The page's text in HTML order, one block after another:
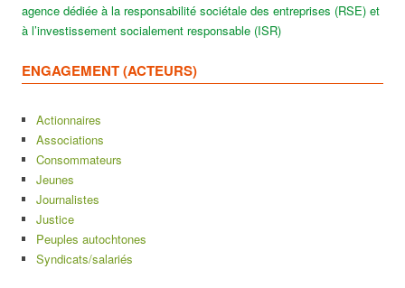
agence dédiée à la responsabilité sociétale des entreprises (RSE) et
à l’investissement socialement responsable (ISR)
ENGAGEMENT (ACTEURS)
Actionnaires
Associations
Consommateurs
Jeunes
Journalistes
Justice
Peuples autochtones
Syndicats/salariés